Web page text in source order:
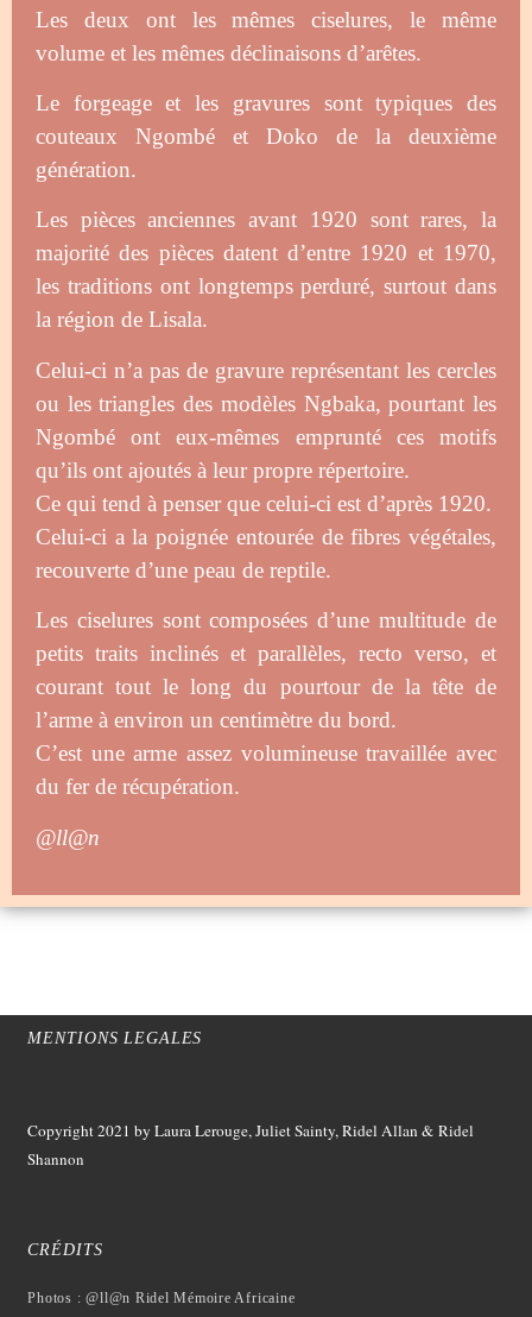
Les deux ont les mêmes ciselures, le même
volume et les mêmes déclinaisons d’arêtes.
Le forgeage et les gravures sont typiques des
couteaux Ngombé et Doko de la deuxième
génération.
Les pièces anciennes avant 1920 sont rares, la
majorité des pièces datent d’entre 1920 et 1970,
les traditions ont longtemps perduré, surtout dans
la région de Lisala.
Celui-ci n’a pas de gravure représentant les cercles
ou les triangles des modèles Ngbaka, pourtant les
Ngombé ont eux-mêmes emprunté ces motifs
qu’ils ont ajoutés à leur propre répertoire.
Ce qui tend à penser que celui-ci est d’après 1920.
Celui-ci a la poignée entourée de fibres végétales,
recouverte d’une peau de reptile.
Les ciselures sont composées d’une multitude de
petits traits inclinés et parallèles, recto verso, et
courant tout le long du pourtour de la tête de
l’arme à environ un centimètre du bord.
C’est une arme assez volumineuse travaillée avec
du fer de récupération.
@ll@n
MENTIONS LEGALES
Copyright 2021 by Laura Lerouge, Juliet Sainty, Ridel Allan &Ridel
Shannon
CRÉDITS
Photos : @ll@n Ridel Mémoire Africaine